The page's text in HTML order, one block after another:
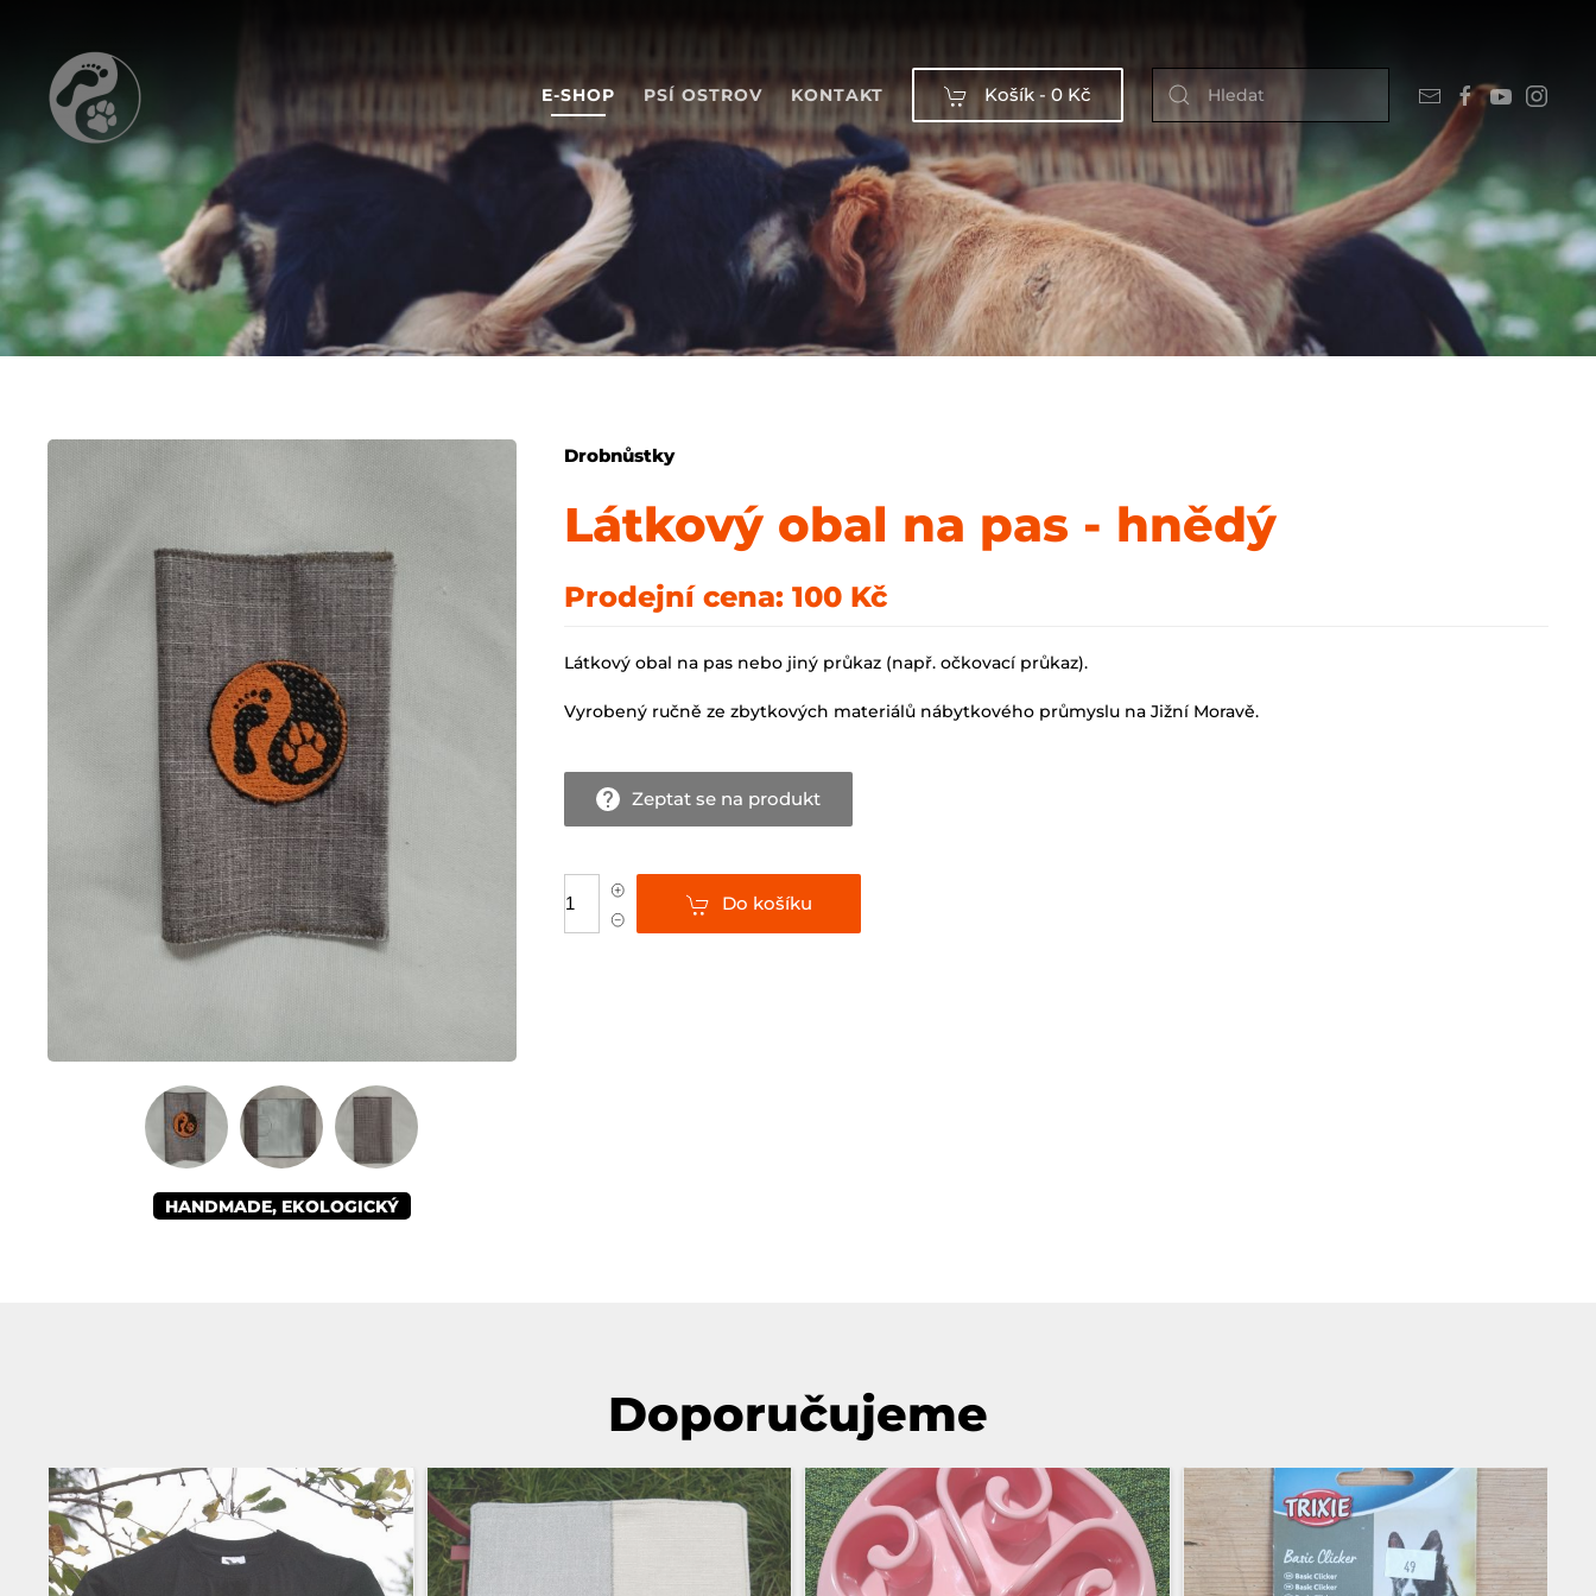
E-SHOP PSÍ OSTROV KONTAKT Košík - 0 Kč
HANDMADE, EKOLOGICKÝ
Drobnůstky
Látkový obal na pas - hnědý
Prodejní cena: 100 Kč
Látkový obal na pas nebo jiný průkaz (např. očkovací průkaz).
Vyrobený ručně ze zbytkových materiálů nábytkového průmyslu na Jižní Moravě.
Zeptat se na produkt
Do košíku
Doporučujeme